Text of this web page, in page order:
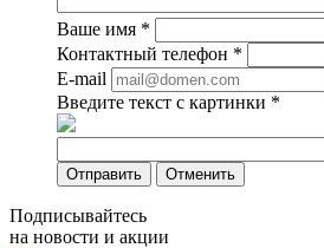
Ваше имя *
Контактный телефон *
E-mail
Введите текст с картинки *
Отправить Отменить
Подписывайтесь
на новости и акции